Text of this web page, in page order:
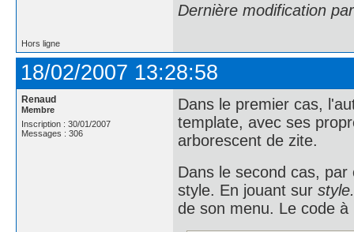
Dernière modification
Hors ligne
18/02/2007 13:28:58
Renaud
Membre
Inscription : 30/01/2007
Messages : 306
Dans le premier cas,
template, avec ses
arborescent de zite.
Dans le second cas,
style. En jouant sur
de son menu. Le code